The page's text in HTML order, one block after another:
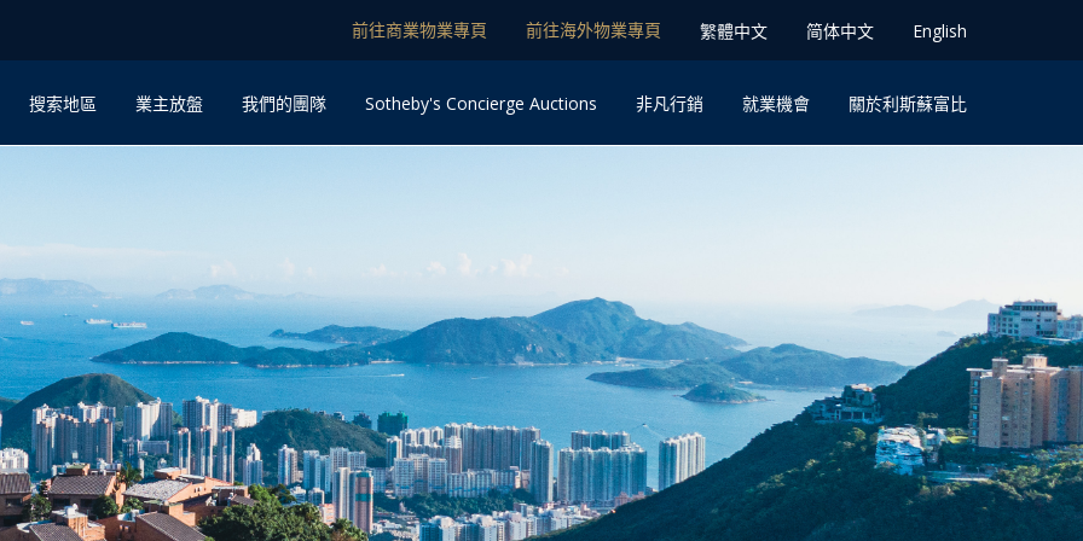
前往商業物業專頁 前往海外物業專⾴ 䌓體中文 简体中⽂ English
搜索地區 業主放盤 我們的團隊 Sotheby's Concierge Auctions ⾮凡⾏銷 就業機會 關於利斯蘇富比